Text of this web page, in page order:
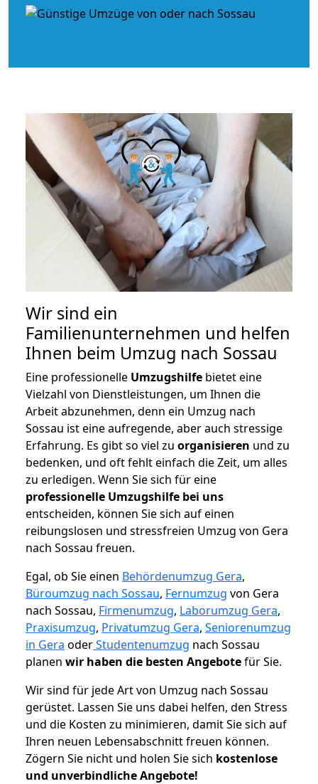
Wir sind ein
Familienunternehmen und helfen
Ihnen beim Umzug nach Sossau
Eine professionelle Umzugshilfe bietet eine
Vielzahl von Dienstleistungen, um Ihnen die
Arbeit abzunehmen, denn ein Umzug nach
Sossau ist eine aufregende, aber auch stressige
Erfahrung. Es gibt so viel zu organisieren und zu
bedenken, und oft fehlt einfach die Zeit, um alles
zu erledigen. Wenn Sie sich für eine
professionelle Umzugshilfe bei uns
entscheiden, können Sie sich auf einen
reibungslosen und stressfreien Umzug von Gera
nach Sossau freuen.
Egal, ob Sie einen Behördenumzug Gera,
Büroumzug nach Sossau, Fernumzug von Gera
nach Sossau, Firmenumzug, Laborumzug Gera,
Praxisumzug, Privatumzug Gera, Seniorenumzug
in Gera oderStudentenumzug nach Sossau
planen wir haben die besten Angebotefür Sie.
Wir sind für jede Art von Umzug nach Sossau
gerüstet. Lassen Sie uns dabei helfen, den Stress
und die Kosten zu minimieren, damit Sie sich auf
Ihren neuen Lebensabschnitt freuen können.
Zögern Sie nicht und holen Sie sich kostenlose
und unverbindliche Angebote!